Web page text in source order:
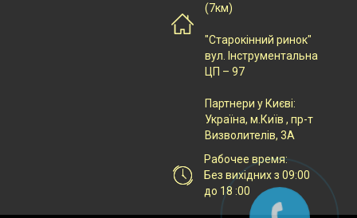
(7км)
"Старокінний ринок"
вул. Інструментальна
ЦП – 97
Партнери у Києві:
Українa, м.Київ , пр-т
Визволителів, 3А
Рабочее время:
Без вихідних з 09:00
до 18 :00